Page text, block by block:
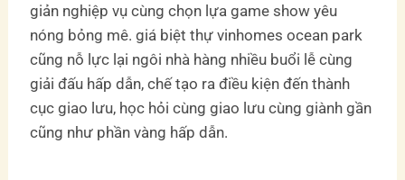
giản nghiệp vụ cùng chọn lựa game show yêu
nóng bỏng mê. giá biệt thự vinhomes ocean park
cũng nỗ lực lại ngôi nhà hàng nhiều buổi lễ cùng
giải đấu hấp dẫn, chế tạo ra điều kiện đến thành
cục giao lưu, học hỏi cùng giao lưu cùng giành gần
cũng như phần vàng hấp dẫn.